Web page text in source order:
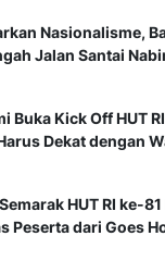
Nasionalisme,
Jalan Santai
Buka Kick Off HUT
Dekat dengan
HUT RI ke-
Peserta dari Goes